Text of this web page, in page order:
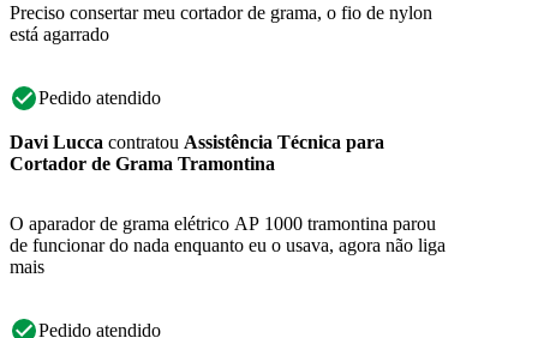
Preciso consertar meu cortador de grama, o fio de nylon
está agarrado
Pedido atendido
Davi Lucca contratou Assistência Técnica para
Cortador de Grama Tramontina
O aparador de grama elétrico AP 1000 tramontina parou
de funcionar do nada enquanto eu o usava, agora não liga
mais
Pedido atendido